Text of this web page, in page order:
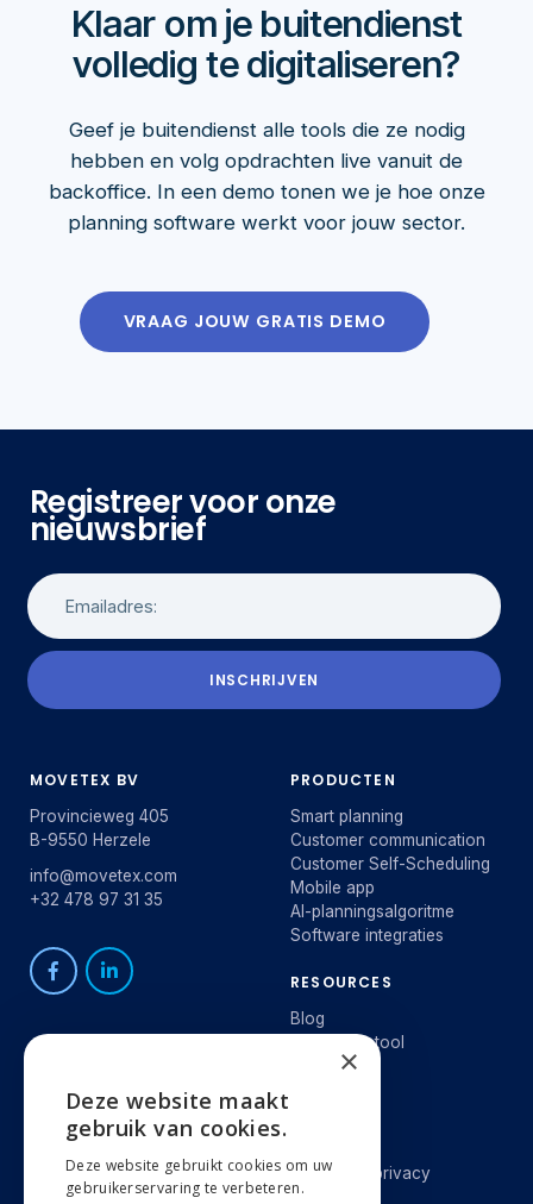
Klaar om je buitendienst
volledig te digitaliseren?
Geef je buitendienst alle tools die ze nodig
hebben en volg opdrachten live vanuit de
backoffice. In een demo tonen we je hoe onze
planning software werkt voor jouw sector.
VRAAG JOUW GRATIS DEMO
Registreer voor onze
nieuwsbrief
INSCHRIJVEN
MOVETEX BV
Provincieweg 405
B-9550 Herzele
info@movetex.com
+32 478 97 31 35
PRODUCTEN
Smart planning
Customer communication
Customer Self-Scheduling
Mobile app
AI-planningsalgoritme
Software integraties
RESOURCES
Blog
Besparingstool
E-Book
ONS BEDRIJF
Waarom Movetex
Over ons
Cookies & privacy
ENGLISH
×
Deze website maakt
gebruik van cookies.
Deze website gebruikt cookies om uw
gebruikerservaring te verbeteren.